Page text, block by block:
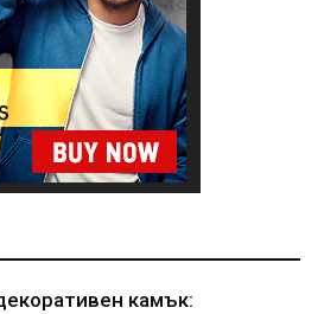
камък: